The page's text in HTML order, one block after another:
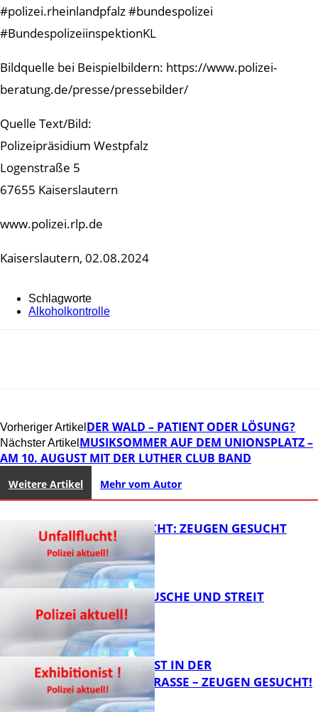
#polizei.rheinlandpfalz #bundespolizei
#BundespolizeiinspektionKL
Bildquelle bei Beispielbildern: https://www.polizei-
beratung.de/presse/pressebilder/
Quelle Text/Bild:
Polizeipräsidium Westpfalz
Logenstraße 5
67655 Kaiserslautern
www.polizei.rlp.de
Kaiserslautern, 02.08.2024
Schlagworte
Alkoholkontrolle
Vorheriger Artikel DER WALD – PATIENT ODER LÖSUNG?
Nächster Artikel MUSIKSOMMER AUF DEM UNIONSPLATZ –
AM 10. AUGUST MIT DER LUTHER CLUB BAND
Weitere Artikel Mehr vom Autor
UNFALLFLUCHT: ZEUGEN GESUCHT
KNALLGERÄUSCHE UND STREIT
EXHIBITIONIST IN DER
VELMANNSTRASSE – ZEUGEN GESUCHT!